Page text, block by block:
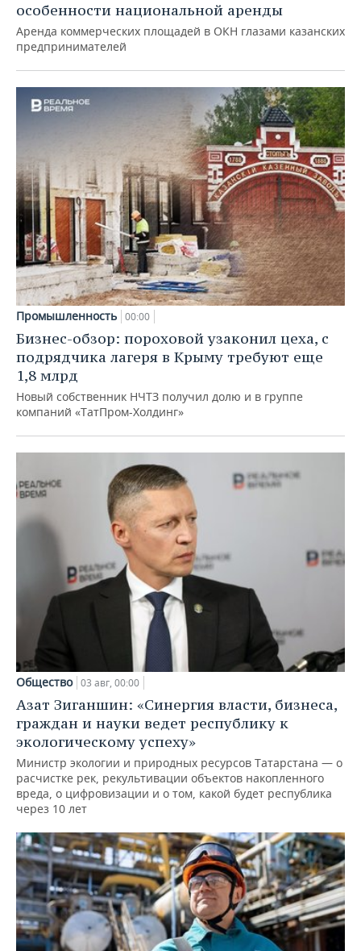
особенности национальной аренды
Аренда коммерческих площадей в ОКН глазами казанских
предпринимателей
Промышленность 00:00
Бизнес-обзор: пороховой узаконил цеха, с
подрядчика лагеря в Крыму требуют еще
1,8 млрд
Новый собственник НЧТЗ получил долю и в группе
компаний «ТатПром-Холдинг»
Общество 03 авг, 00:00
Азат Зиганшин: «Синергия власти, бизнеса,
граждан и науки ведет республику к
экологическому успеху»
Министр экологии и природных ресурсов Татарстана — о
расчистке рек, рекультивации объектов накопленного
вреда, о цифровизации и о том, какой будет республика
через 10 лет